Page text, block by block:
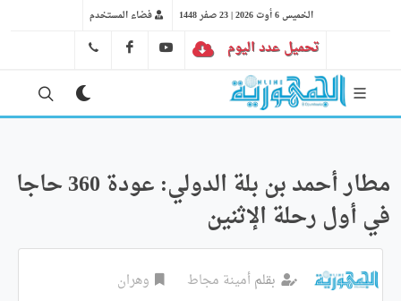
الخميس 6 أوت 2026 | 23 صفر 1448 فضاء المستخدم
تحميل عدد اليوم YT
FB
مطار أحمد بن بلة الدولي: عودة 360 حاجا
في أول رحلة الإثنين
بقلمأمينة مجاط
وهران